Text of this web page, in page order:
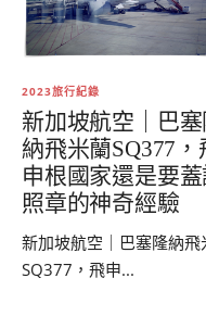
2023旅行紀錄
新加坡航空｜巴
納飛米蘭SQ377，
申根國家還是要
照章的神奇經驗
新加坡航空｜巴塞隆納飛
SQ377，飛申...